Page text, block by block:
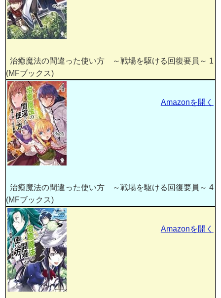
治癒魔法の間違った使い方 ～戦場を駆ける回復要員～ 1
(MFブックス)
治癒魔法の間違った使い方 ～戦場を駆ける回復要員～ 4
(MFブックス)
Amazonを開く
Amazonを開く